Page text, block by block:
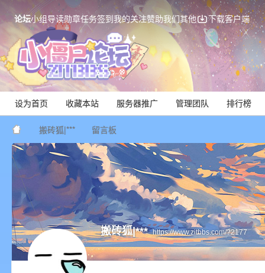
论坛小组导读勋章任务签到我的关注赞助我们其他 下载客户端
设为首页 收藏本站 服务器推广 管理团队 排行榜
Mi
搬砖狐|*** 留言板
搬砖狐|*** https://www.zitbbs.com/?2177